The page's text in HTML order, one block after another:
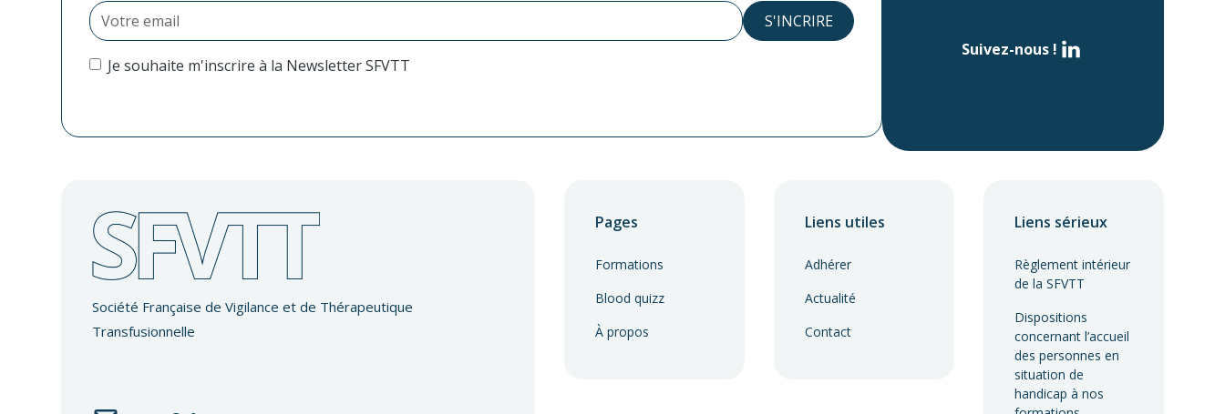
Je souhaite m'inscrire à la Newsletter SFVTT
Suivez-nous !
Société Française de Vigilance et de Thérapeutique
Transfusionnelle
Pages
Formations
Blood quizz
À propos
Liens utiles
Adhérer
Actualité
Contact
Liens sérieux
Règlement intérieur
de la SFVTT
Dispositions
concernant l’accueil
des personnes en
situation de
handicap à nos